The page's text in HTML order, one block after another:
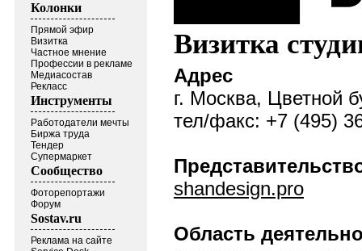
Колонки
Прямой эфир
Визитка
Частное мнение
Профессии в рекламе
Медиасостав
Рекласс
Инструменты
Работодатели мечты
Биржа труда
Тендер
Супермаркет
Сообщество
Фоторепортажи
Форум
Sostav.ru
Реклама на сайте
Визитка
Адрес
г. Москва, Цветной
тел/факс: +7 (495)
shandesign.pro
Область